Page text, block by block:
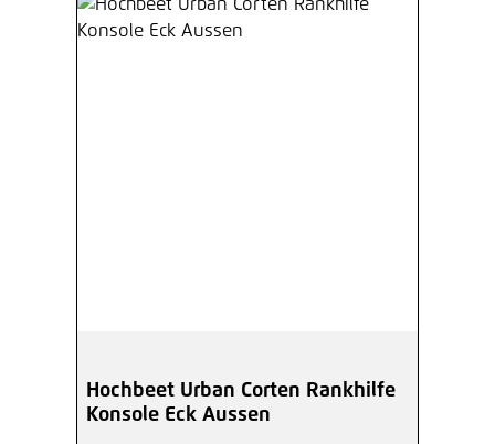
Hochbeet Urban Corten Rankhilfe
Konsole Eck Aussen